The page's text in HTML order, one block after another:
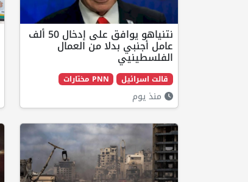
نتنياهو يوافق على إدخال 50 ألف
عامل أجنبي بدلا من العمال
الفلسطينيي
قالت اسرائيل PNN مختارات
منذ يوم